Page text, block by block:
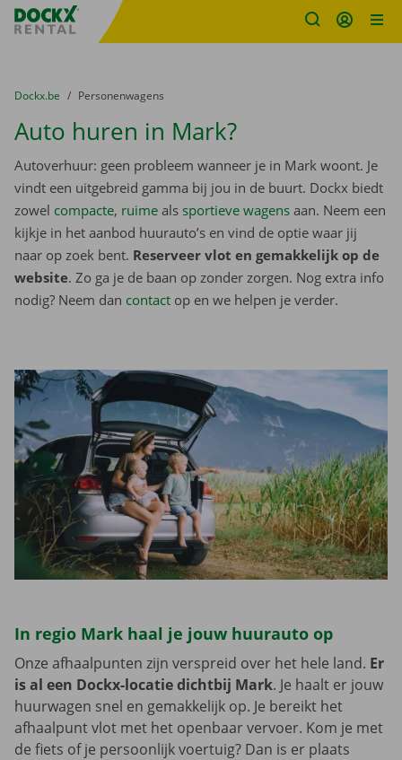
Fratello DEMO
U bevindt zich hier:
van
Dockx.be naar
Personenwagens
Auto huren in Mark?
Autoverhuur: geen probleem wanneer je in Mark woont. Je
vindt een uitgebreid gamma bij jou in de buurt. Dockx biedt
zowel compacte, ruime als sportieve wagens aan. Neem een
kijkje in het aanbod huurauto’s en vind de optie waar jij
naar op zoek bent. Reserveer vlot en gemakkelijk op de
website. Zo ga je de baan op zonder zorgen. Nog extra info
nodig? Neem dan contact op en we helpen je verder.
In regio Mark haal je jouw huurauto op
Onze afhaalpunten zijn verspreid over het hele land. Er
is al een Dockx-locatie dichtbij Mark. Je haalt er jouw
huurwagen snel en gemakkelijk op. Je bereikt het
afhaalpunt vlot met het openbaar vervoer. Kom je met
de fiets of je persoonlijk voertuig? Dan is er plaats